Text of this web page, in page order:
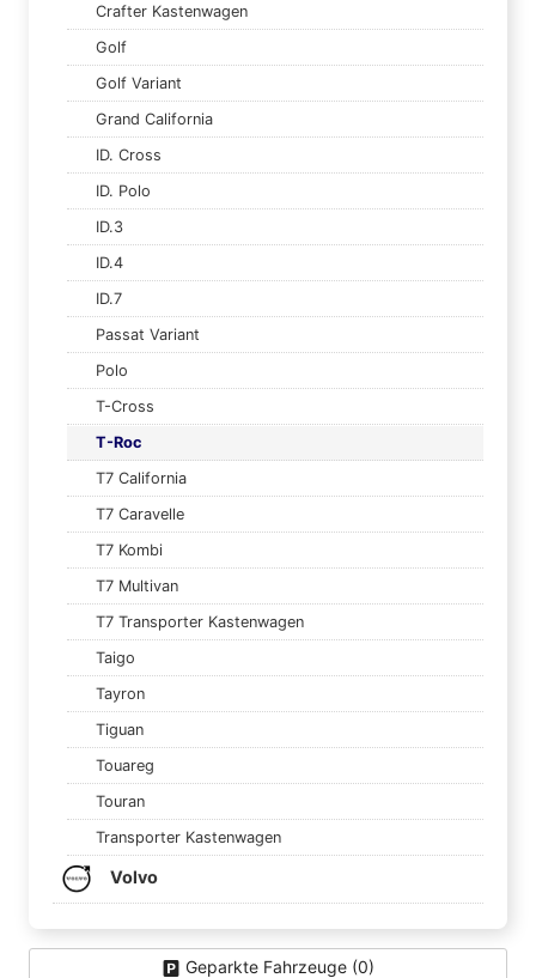
Crafter Kastenwagen
Golf
Golf Variant
Grand California
ID. Cross
ID. Polo
ID.3
ID.4
ID.7
Passat Variant
Polo
T-Cross
T-Roc
T7 California
T7 Caravelle
T7 Kombi
T7 Multivan
T7 Transporter Kastenwagen
Taigo
Tayron
Tiguan
Touareg
Touran
Transporter Kastenwagen
Volvo
Geparkte Fahrzeuge (0)